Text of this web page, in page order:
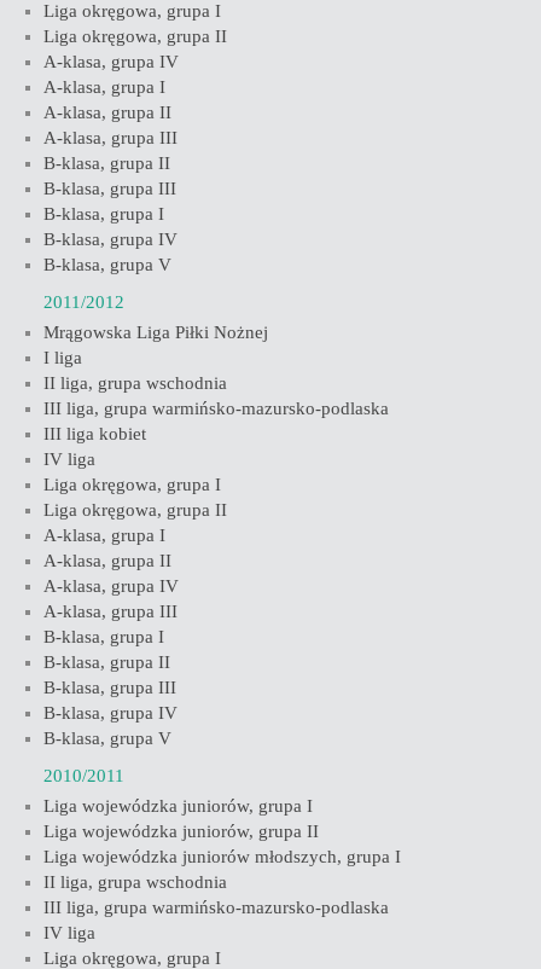
Liga okręgowa, grupa I
Liga okręgowa, grupa II
A-klasa, grupa IV
A-klasa, grupa I
A-klasa, grupa II
A-klasa, grupa III
B-klasa, grupa II
B-klasa, grupa III
B-klasa, grupa I
B-klasa, grupa IV
B-klasa, grupa V
2011/2012
Mrągowska Liga Piłki Nożnej
I liga
II liga, grupa wschodnia
III liga, grupa warmińsko-mazursko-podlaska
III liga kobiet
IV liga
Liga okręgowa, grupa I
Liga okręgowa, grupa II
A-klasa, grupa I
A-klasa, grupa II
A-klasa, grupa IV
A-klasa, grupa III
B-klasa, grupa I
B-klasa, grupa II
B-klasa, grupa III
B-klasa, grupa IV
B-klasa, grupa V
2010/2011
Liga wojewódzka juniorów, grupa I
Liga wojewódzka juniorów, grupa II
Liga wojewódzka juniorów młodszych, grupa I
II liga, grupa wschodnia
III liga, grupa warmińsko-mazursko-podlaska
IV liga
Liga okręgowa, grupa I